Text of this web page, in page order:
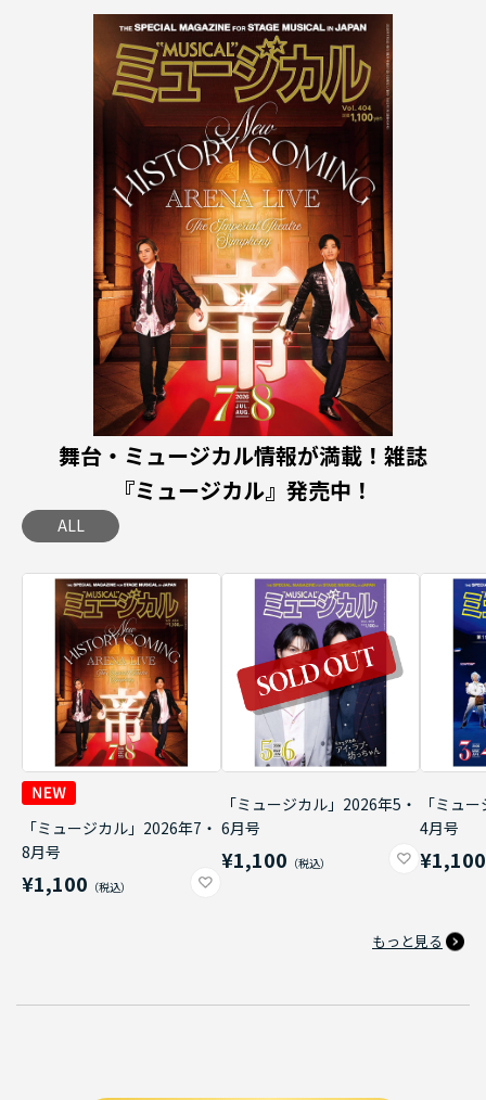
舞台・ミュージカル情報が満載！雑誌
『ミュージカル』発売中！
ALL
「ミュージカル」2026年7・
8月号
¥1,100
「ミュージカル」2026年5・
6月号
¥1,100
「ミュ
4月号
¥1,100
もっと見る